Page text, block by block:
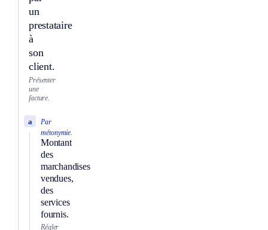
un
prestataire
à
son
client.
Présenter
une
facture.
Par
métonymie.
Montant
des
marchandises
vendues,
des
services
fournis.
a
Régler